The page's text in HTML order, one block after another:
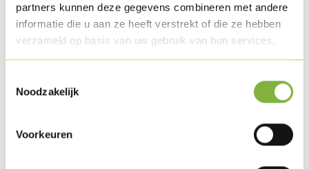
partners kunnen deze gegevens combineren met andere
informatie die u aan ze heeft verstrekt of die ze hebben
verzameld op basis van uw gebruik van hun services.
Noodzakelijk
Voorkeuren
Slide the Chicken roti onto the iron spit and season with
pepper. Turn for 20 min. on the BBQ.
1/3 volume. Allow to cool.
Add the egg yolks to the gastrique and beat into a foam,
over a small flame. Now add the clarifies butter little by